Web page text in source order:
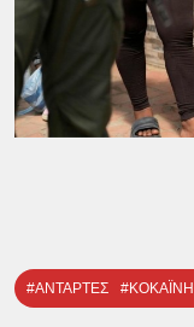
#ΑΝΤΑΡΤΕΣ #ΚΟΚΑΪΝΗ